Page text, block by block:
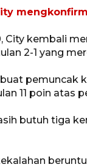
City kembali
2-1 yang
pemuncak
11 poin atas
butuh tiga